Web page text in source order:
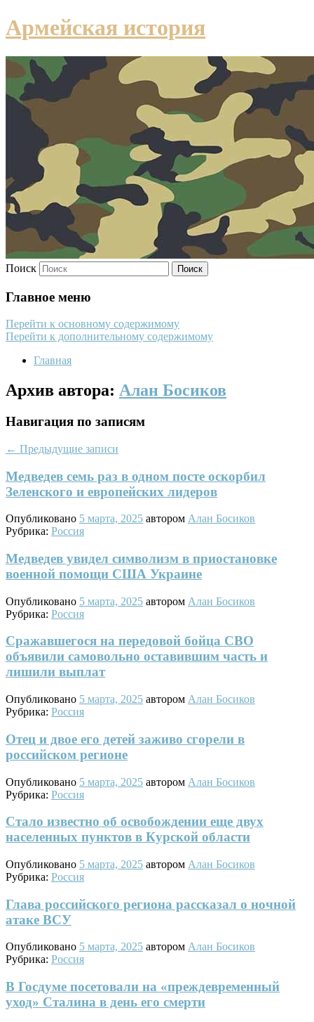
Армейская история
Поиск
Главное меню
Перейти к основному содержимому
Перейти к дополнительному содержимому
Главная
Архив автора: Алан Босиков
Навигация по записям
← Предыдущие записи
Медведев семь раз в одном посте оскорбил
Зеленского и европейских лидеров
Опубликовано 5 марта, 2025 автором Алан Босиков
Рубрика: Россия
Медведев увидел символизм в приостановке
военной помощи США Украине
Опубликовано 5 марта, 2025 автором Алан Босиков
Рубрика: Россия
Сражавшегося на передовой бойца СВО
объявили самовольно оставившим часть и
лишили выплат
Опубликовано 5 марта, 2025 автором Алан Босиков
Рубрика: Россия
Отец и двое его детей заживо сгорели в
российском регионе
Опубликовано 5 марта, 2025 автором Алан Босиков
Рубрика: Россия
Стало известно об освобождении еще двух
населенных пунктов в Курской области
Опубликовано 5 марта, 2025 автором Алан Босиков
Рубрика: Россия
Глава российского региона рассказал о ночной
атаке ВСУ
Опубликовано 5 марта, 2025 автором Алан Босиков
Рубрика: Россия
В Госдуме посетовали на «преждевременный
уход» Сталина в день его смерти